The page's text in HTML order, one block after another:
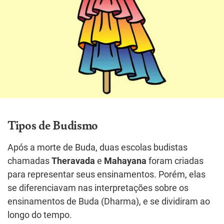
Tipos de Budismo
Após a morte de Buda, duas escolas budistas
chamadas Theravada e Mahayana foram criadas
para representar seus ensinamentos. Porém, elas
se diferenciavam nas interpretações sobre os
ensinamentos de Buda (Dharma), e se dividiram ao
longo do tempo.